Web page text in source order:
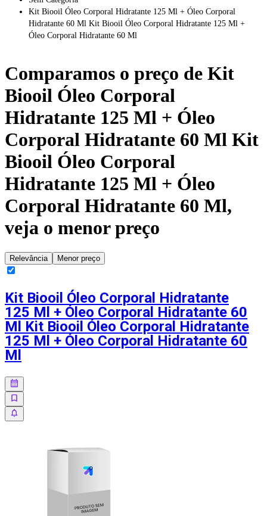
Kit Biooil Óleo Corporal Hidratante 125 Ml + Óleo Corporal
Hidratante 60 Ml Kit Biooil Óleo Corporal Hidratante 125 Ml +
Óleo Corporal Hidratante 60 Ml
Comparamos o preço de Kit
Biooil Óleo Corporal
Hidratante 125 Ml + Óleo
Corporal Hidratante 60 Ml Kit
Biooil Óleo Corporal
Hidratante 125 Ml + Óleo
Corporal Hidratante 60 Ml,
veja o menor preço
Relevância Menor preço
Kit Biooil Óleo Corporal Hidratante
125 Ml + Óleo Corporal Hidratante 60
Ml Kit Biooil Óleo Corporal Hidratante
125 Ml + Óleo Corporal Hidratante 60
Ml